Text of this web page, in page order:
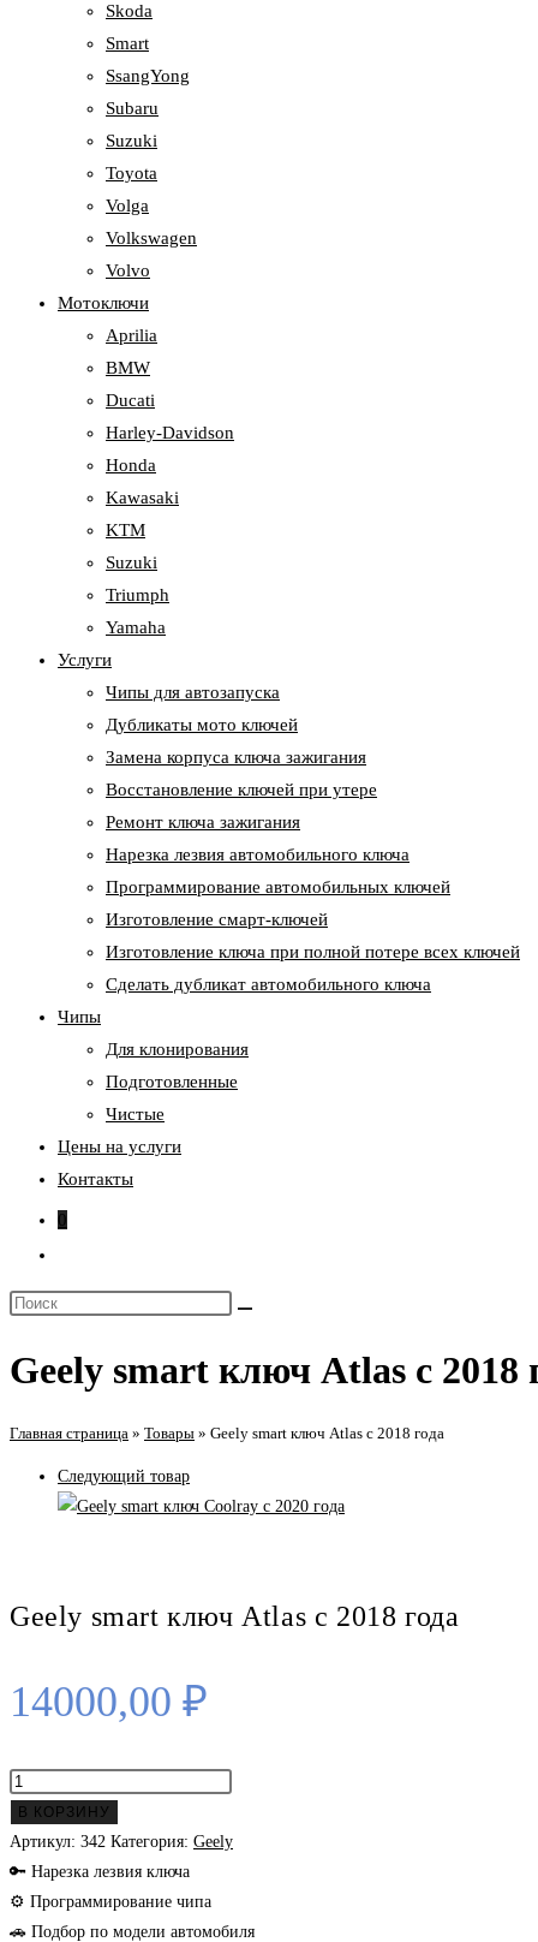
Skoda
Smart
SsangYong
Subaru
Suzuki
Toyota
Volga
Volkswagen
Volvo
Мотоключи
Aprilia
BMW
Ducati
Harley-Davidson
Honda
Kawasaki
KTM
Suzuki
Triumph
Yamaha
Услуги
Чипы для автозапуска
Дубликаты мото ключей
Замена корпуса ключа зажигания
Восстановление ключей при утере
Ремонт ключа зажигания
Нарезка лезвия автомобильного ключа
Программирование автомобильных ключей
Изготовление смарт-ключей
Изготовление ключа при полной потере всех ключей
Cделать дубликат автомобильного ключа
Чипы
Для клонирования
Подготовленные
Чистые
Цены на услуги
Контакты
0
по
сайту
Поиск
сайте
Geely smart ключ Atlas с 2018
Главная страница » Товары » Geely smart ключ Atlas с 2018 года
Следующий товар
Geely smart ключ Atlas с 2018 года
14000,00 ₽
Количество
товара
Geely
smart
ключ
Atlas
В КОРЗИНУ
Артикул: 342 Категория: Geely
🔑 Нарезка лезвия ключа
⚙ Программирование чипа
🚗 Подбор по модели автомобиля